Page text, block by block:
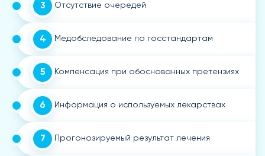
3 Отсутствие очередей
4 Медобследование по госстандартам
5 Компенсация при обоснованных претензиях
6 Информация о используемых лекарствах
7 Прогонозируемый результат лечения